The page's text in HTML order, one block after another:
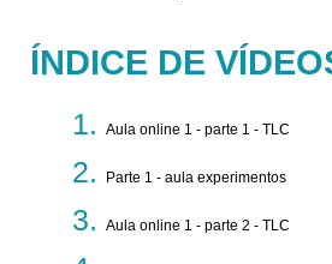
ÍNDICE DE
Aula online 1 - parte 1 - TLC
Parte 1 - aula experimentos
Aula online 1 - parte 2 - TLC